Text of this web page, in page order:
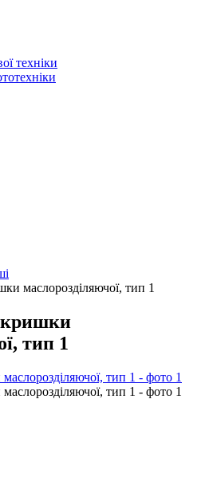
техніки
маслорозділяючої, тип 1
кришки
тип 1